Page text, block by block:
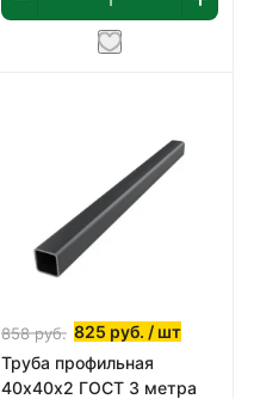
858руб. 825 руб. / шт
Труба профильная
40х40х2 ГОСТ 3 метра